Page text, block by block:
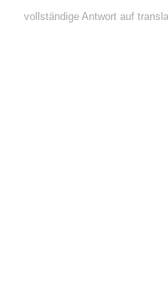
vollständige Antwort auf